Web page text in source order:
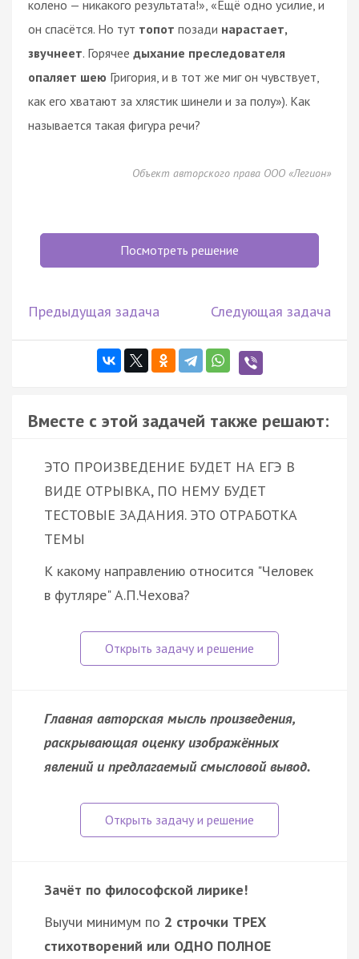
колено — никакого результата!», «Ещё одно усилие, и
он спасётся. Но тут топот позади нарастает,
звучнеет. Горячее дыхание преследователя
опаляет шею Григория, и в тот же миг он чувствует,
как его хватают за хлястик шинели и за полу»). Как
называется такая фигура речи?
Объект авторского права ООО «Легион»
Посмотреть решение
Предыдущая задача Следующая задача
Вместе с этой задачей также решают:
ЭТО ПРОИЗВЕДЕНИЕ БУДЕТ НА ЕГЭ В
ВИДЕ ОТРЫВКА, ПО НЕМУ БУДЕТ
ТЕСТОВЫЕ ЗАДАНИЯ. ЭТО ОТРАБОТКА
ТЕМЫ
К какому направлению относится "Человек
в футляре" А.П.Чехова?
Главная авторская мысль произведения,
раскрывающая оценку изображённых
явлений и предлагаемый смысловой вывод.
Зачёт по философской лирике!
Выучи минимум по 2 строчки ТРЕХ
стихотворений или ОДНО ПОЛНОЕ